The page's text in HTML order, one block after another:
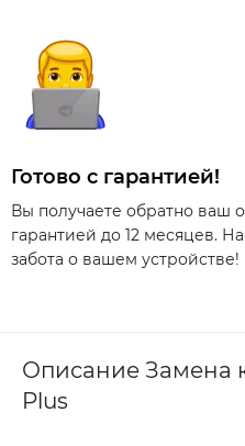
Готово с гарантией!
Вы получаете обратно ваш
гарантией до 12 месяцев.
забота о вашем устройстве!
Описание Замена
Plus